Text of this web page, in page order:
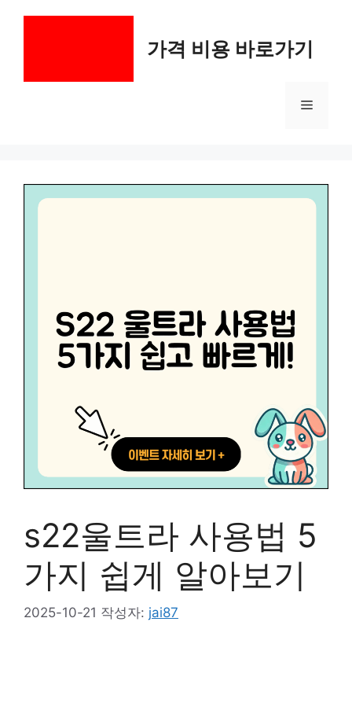
가격 비용 바로가기
메
s22울트라 사용법 5
가지 쉽게 알아보기
2025-10-21 작성자: jai87